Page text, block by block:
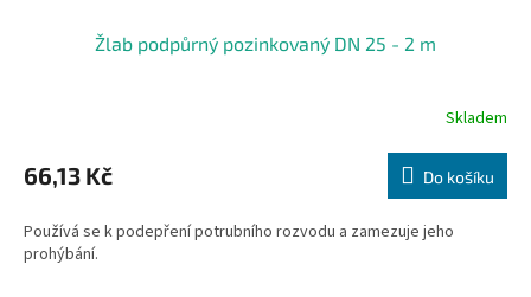
Žlab podpůrný pozinkovaný DN 25 - 2 m
Skladem
66,13 Kč Do košíku
Používá se k podepření potrubního rozvodu a zamezuje jeho
prohýbání.